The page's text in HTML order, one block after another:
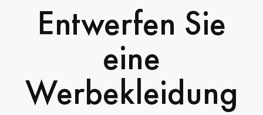
Entwerfen Sie
eine
Werbekleidung